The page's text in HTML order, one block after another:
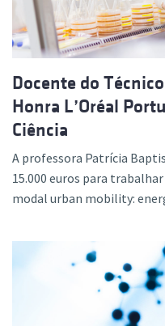
Docente do
Honra L’Oréal
Ciência
A professora Patrícia
15.000 euros para
modal urban mobility: